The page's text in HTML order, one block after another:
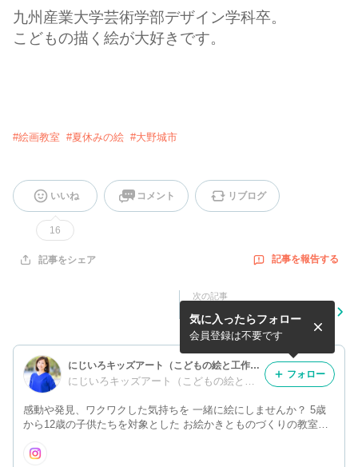
九州産業大学芸術学部デザイン学科卒。
こどもの描く絵が大好きです。
#絵画教室 #夏休みの絵 #大野城市
いいね
16
コメント リブログ
記事をシェア 記事を報告する
次の記事
小学生 「夏休み絵の宿題応
援教室」
にじいろキッズアート（こどもの絵と工作の教室）@福岡
にじいろキッズアート（こどもの絵と工作の教室）
感動や発見、ワクワクした気持ちを 一緒に絵にしませんか？ 5歳
から12歳の子供たちを対象とした お絵かきとものづくりの教室で
気に入ったらフォロー
会員登録は不要です
フォロー